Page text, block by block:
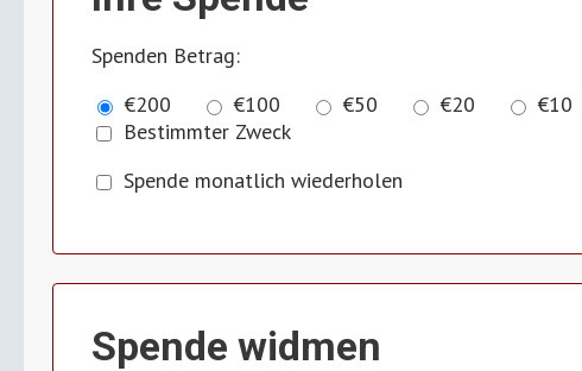
Spenden Betrag:
€200
€100 €50 €20 €10
Bestimmter Zweck
Spende monatlich wiederholen
Spende widmen